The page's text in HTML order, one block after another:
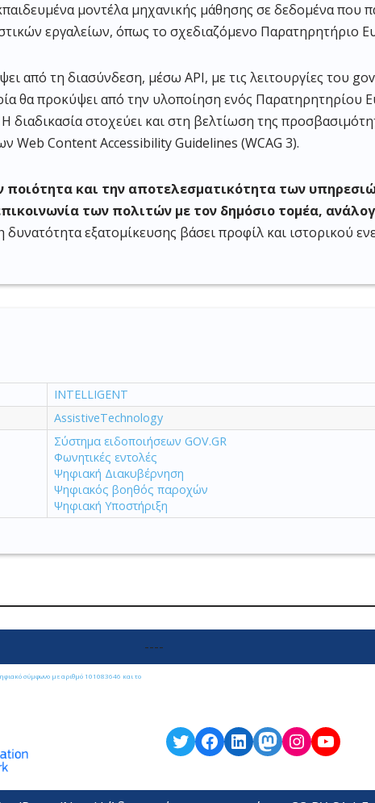
μοντέλα μηχανικής μάθησης σε δεδομένα που
εργαλείων, όπως το σχεδιαζόμενο Παρατηρητήριο
από τη διασύνδεση, μέσω API, με τις λειτουργίες του
θα προκύψει από την υλοποίηση ενός Παρατηρητηρίου
στοχεύει και στη βελτίωση της
Web Content Accessibility Guidelines (WCAG 3).
ποιότητα και την αποτελεσματικότητα των
των πολιτών με τον δημόσιο τομέα,
δυνατότητα εξατομίκευσης βάσει προφίλ και ιστορικού
INTELLIGENT
AssistiveTechnology
Σύστημα ειδοποιήσεων GOV.GR
Φωνητικές εντολές
Ψηφιακή Διακυβέρνηση
Ψηφιακός βοηθός παροχών
Ψηφιακή Υποστήριξη
----
σύμφωνο με αριθμό 101083646 και το